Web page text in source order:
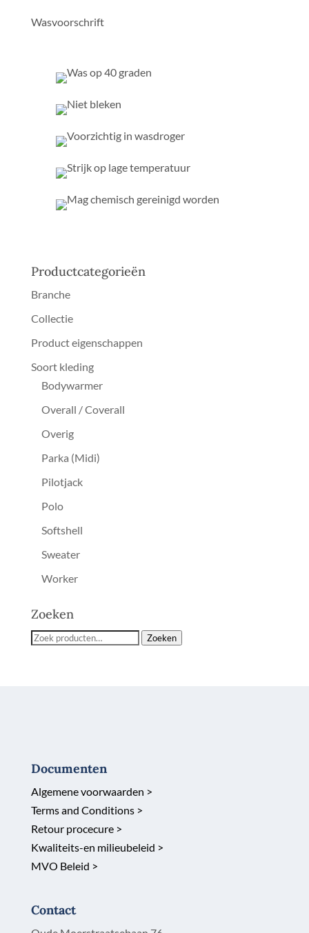
Wasvoorschrift
Productcategorieën
Branche
Collectie
Product eigenschappen
Soort kleding
Bodywarmer
Overall / Coverall
Overig
Parka (Midi)
Pilotjack
Polo
Softshell
Sweater
Worker
Zoeken
Zoeken
Zoeken
Documenten
Algemene voorwaarden >
Terms and Conditions >
Retour procecure >
Kwaliteits-en milieubeleid >
MVO Beleid >
Contact